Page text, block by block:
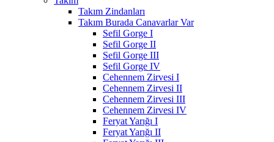
Takım Zindanları
Takım Burada Canavarlar Var
Sefil Gorge I
Sefil Gorge II
Sefil Gorge III
Sefil Gorge IV
Cehennem Zirvesi I
Cehennem Zirvesi II
Cehennem Zirvesi III
Cehennem Zirvesi IV
Feryat Yarığı I
Feryat Yarığı II